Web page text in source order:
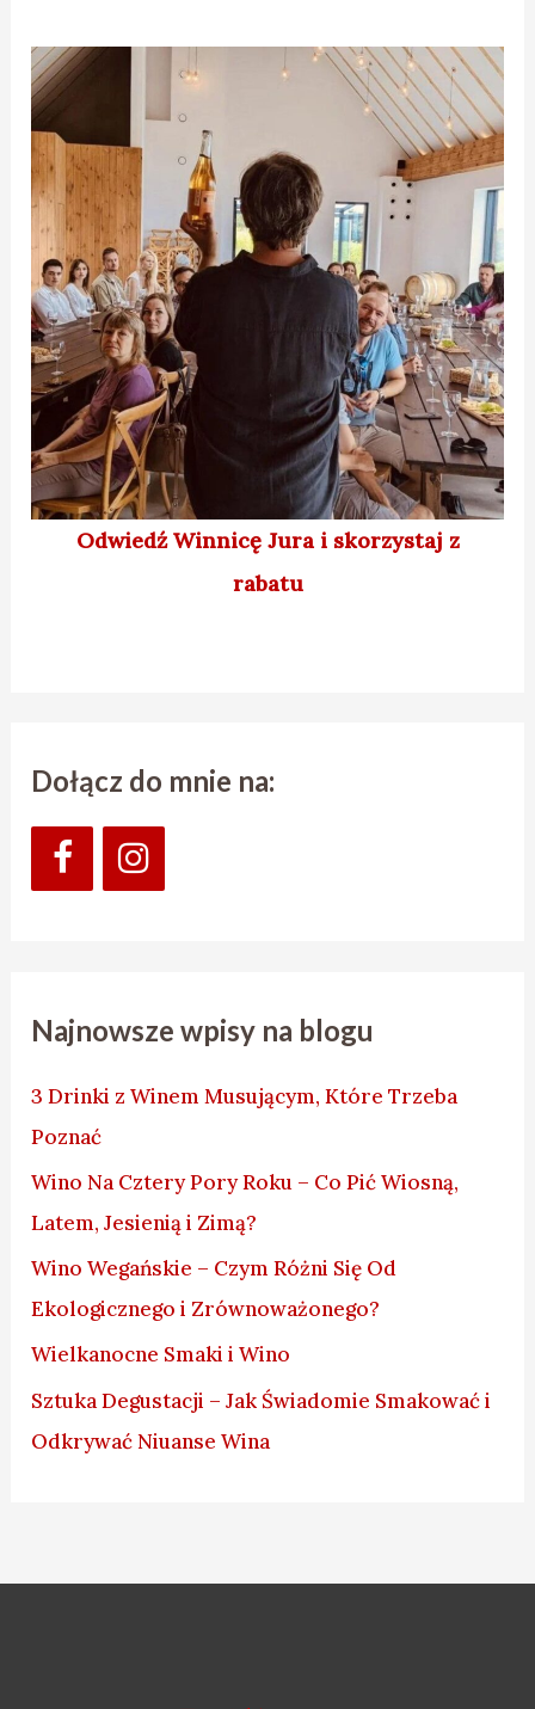
Odwiedź Winnicę Jura i skorzystaj z
rabatu
Dołącz do mnie na:
Najnowsze wpisy na blogu
3 Drinki z Winem Musującym, Które Trzeba
Poznać
Wino Na Cztery Pory Roku – Co Pić Wiosną,
Latem, Jesienią i Zimą?
Wino Wegańskie – Czym Różni Się Od
Ekologicznego i Zrównoważonego?
Wielkanocne Smaki i Wino
Sztuka Degustacji – Jak Świadomie Smakować i
Odkrywać Niuanse Wina